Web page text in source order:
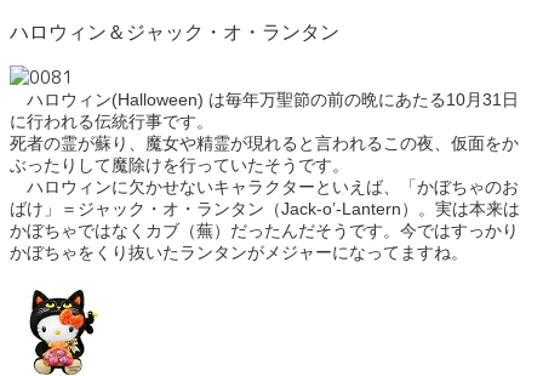
ハロウィン＆ジャック・オ・ランタン
ハロウィン(Halloween) は毎年万聖節の前の晩にあたる10月31日
に行われる伝統行事です。
死者の霊が蘇り、魔女や精霊が現れると言われるこの夜、仮面をか
ぶったりして魔除けを行っていたそうです。
ハロウィンに欠かせないキャラクターといえば、「かぼちゃのお
ばけ」＝ジャック・オ・ランタン（Jack-o’-Lantern）。実は本来は
かぼちゃではなくカブ（蕪）だったんだそうです。今ではすっかり
かぼちゃをくり抜いたランタンがメジャーになってますね。